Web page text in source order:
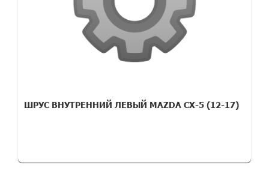
ШРУС ВНУТРЕННИЙ ЛЕВЫЙ MAZDA CX-5 (12-17)